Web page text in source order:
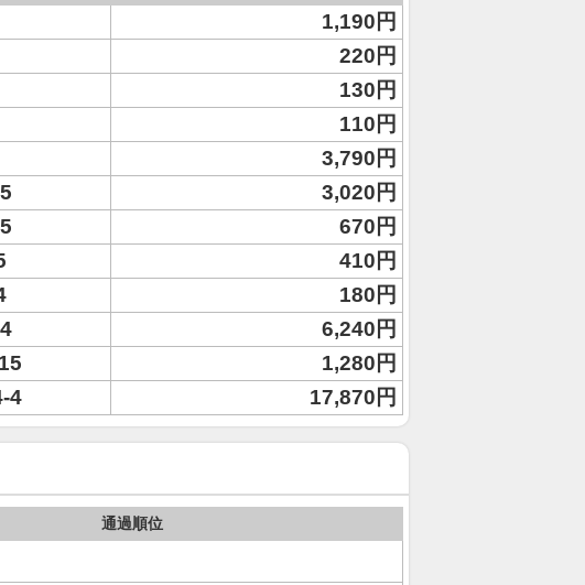
1,190円
220円
130円
110円
3,790円
3,020円
670円
410円
180円
6,240円
1,280円
4 17,870円
通過順位